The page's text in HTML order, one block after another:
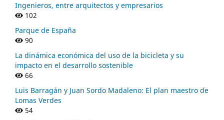
Ingenieros, entre arquitectos y empresarios
102
Parque de España
90
La dinámica económica del uso de la bicicleta y su
impacto en el desarrollo sostenible
66
Luis Barragán y Juan Sordo Madaleno: El plan maestro de
Lomas Verdes
54